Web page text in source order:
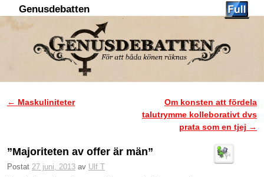
Genusdebatten
Inläggsnavigering
← Maskuliniteter
Om konsten att fördela
talutrymme kolleborativt dvs
prata som en tjej →
”Majoriteten av offer är män”
Postat 27 juni, 2013 av Ulf T